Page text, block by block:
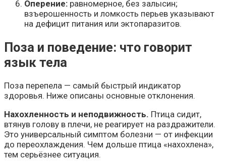
Оперение: равномерное, без залысин;
взъерошенность и ломкость перьев указывают
на дефицит питания или эктопаразитов.
Поза и поведение: что говорит
язык тела
Поза перепела — самый быстрый индикатор
здоровья. Ниже описаны основные отклонения.
Нахохленность и неподвижность. Птица сидит,
втянув голову в плечи, не реагирует на раздражители.
Это универсальный симптом болезни — от инфекции
до переохлаждения. Чем дольше птица «нахохлена»,
тем серьёзнее ситуация.